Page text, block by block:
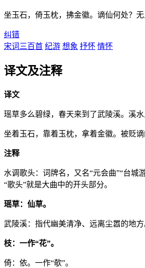
坐玉石，倚玉枕，拂金徽。谪仙何处？
纠错
宋词三百首 纪游 想象 抒怀 情怀
译文及注释
译文
瑶草多么碧绿，春天来到了武陵溪。溪
坐着玉石，靠着玉枕，拿着金徽。被贬
注释
水调歌头：词牌名，又名“元会曲”“台城
“歌头”就是大曲中的开头部分。
瑶草：仙草。
武陵溪：指代幽美清净、远离尘嚣的地
枝：一作“花”。
倚：依。一作“欹”。